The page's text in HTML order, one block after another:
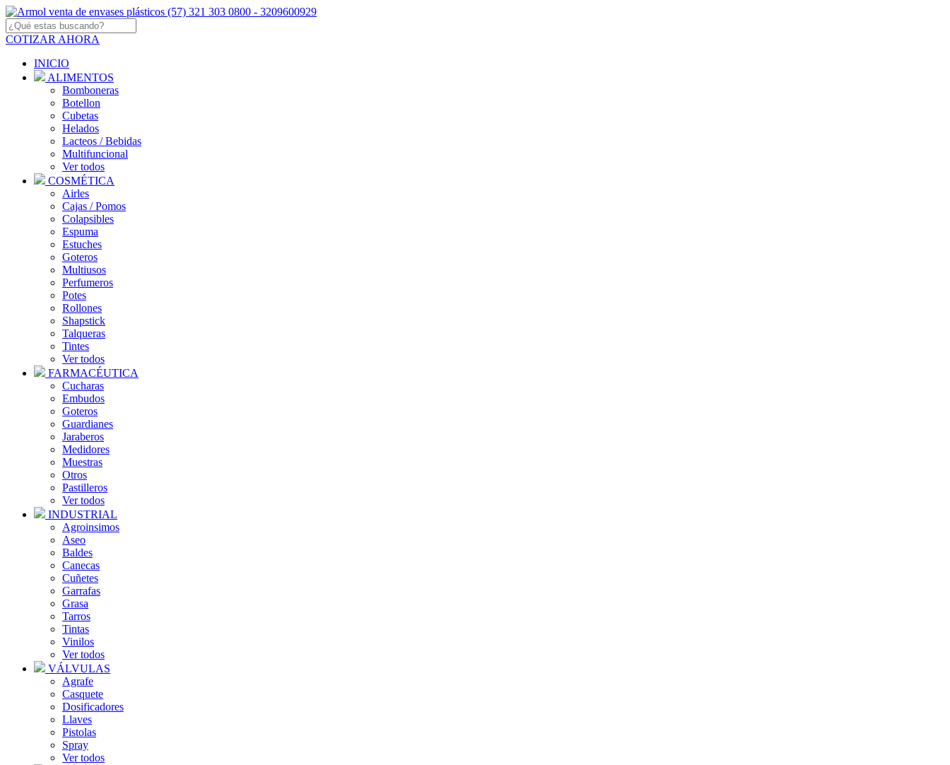
COTIZAR AHORA
INICIO
ALIMENTOS
Bomboneras
Botellon
Cubetas
Helados
Lacteos / Bebidas
Multifuncional
Ver todos
COSMÉTICA
Airles
Cajas / Pomos
Colapsibles
Espuma
Estuches
Goteros
Multiusos
Perfumeros
Potes
Rollones
Shapstick
Talqueras
Tintes
Ver todos
FARMACÉUTICA
Cucharas
Embudos
Goteros
Guardianes
Jaraberos
Medidores
Muestras
Otros
Pastilleros
Ver todos
INDUSTRIAL
Agroinsimos
Aseo
Baldes
Canecas
Cuñetes
Garrafas
Grasa
Tarros
Tintas
Vinilos
Ver todos
VÁLVULAS
Agrafe
Casquete
Dosificadores
Llaves
Pistolas
Spray
Ver todos